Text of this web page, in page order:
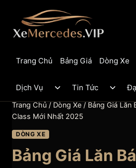
content
Trang Chủ Bảng Giá Dòng Xe
Dịch Vụ
Toggle
menu
Tin Tức
Toggle
menu
Trang Chủ / Dòng Xe / Bảng Giá Lăn
Class Mới Nhất 2025
DÒNG XE
Bảng Giá Lăn